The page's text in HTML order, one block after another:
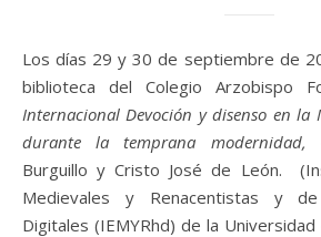
Los días 29 y 30 de septiembre de 2022 se celebró en la
biblioteca del Colegio Arzobispo
Internacional Devoción y disenso en la
durante la temprana modernidad,
Burguillo y Cristo José de León.
Medievales y Renacentistas y
Digitales (IEMYRhd) de la Universidad